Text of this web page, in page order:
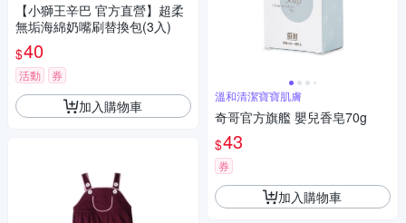
【小獅王辛巴 官方直營】超柔
無垢海綿奶嘴刷替換包(3入)
$40
活動 券
加入購物車
溫和清潔寶寶肌膚
奇哥官方旗艦 嬰兒香皂70g
$43
券
加入購物車